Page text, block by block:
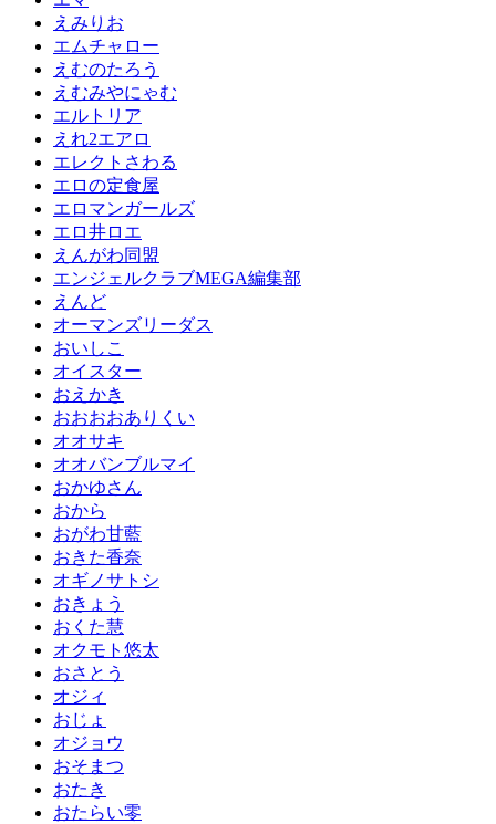
えみりお
エムチャロー
えむのたろう
えむみやにゃむ
エルトリア
えれ2エアロ
エレクトさわる
エロの定食屋
エロマンガールズ
エロ井ロエ
えんがわ同盟
エンジェルクラブMEGA編集部
えんど
オーマンズリーダス
おいしこ
オイスター
おえかき
おおおおありくい
オオサキ
オオバンブルマイ
おかゆさん
おから
おがわ甘藍
おきた香奈
オギノサトシ
おきょう
おくた慧
オクモト悠太
おさとう
オジィ
おじょ
オジョウ
おそまつ
おたき
おたらい零